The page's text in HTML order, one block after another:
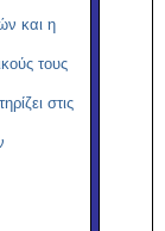
και η
τους
στις